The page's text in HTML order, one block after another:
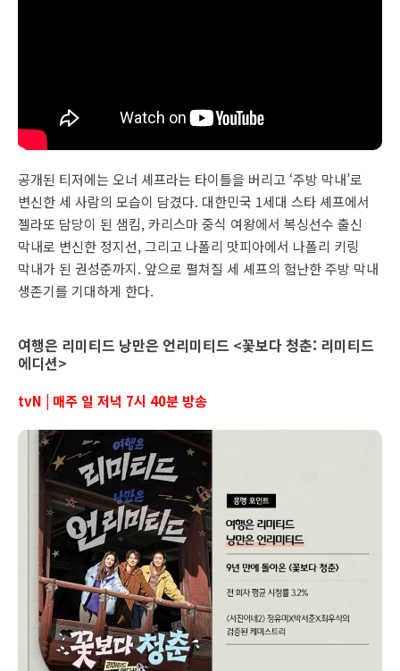
공개된 티저에는 오너 셰프라는 타이틀을 버리고 ‘주방 막내’로
변신한 세 사람의 모습이 담겼다. 대한민국 1세대 스타 셰프에서
젤라또 담당이 된 샘킴, 카리스마 중식 여왕에서 복싱선수 출신
막내로 변신한 정지선, 그리고 나폴리 맛피아에서 나폴리 키링
막내가 된 권성준까지. 앞으로 펼쳐질 세 셰프의 험난한 주방 막내
생존기를 기대하게 한다.
여행은 리미티드 낭만은 언리미티드 <꽃보다 청춘: 리미티드
에디션>
tvN | 매주 일 저녁 7시 40분 방송